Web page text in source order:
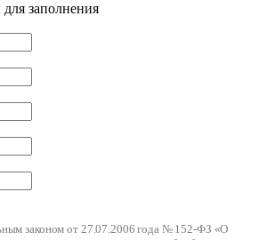
заполнения
законом от 27.07.2006 года № 152-ФЗ «О